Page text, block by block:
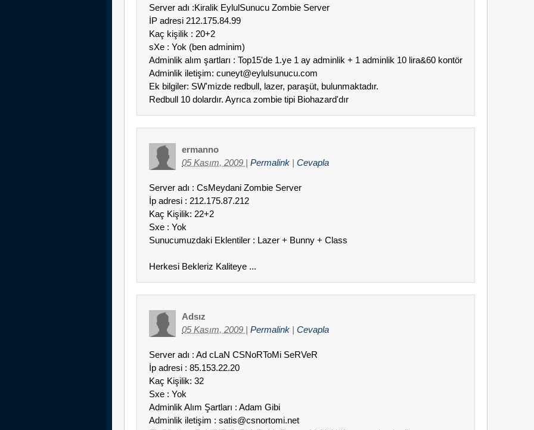
Server adı :Kiralik EylulSunucu Zombie Server
İP adresi 212.175.84.99
Kaç kişilik : 20+2
sXe : Yok (ben adminim)
Adminlik alım şartları : Top15'de 1.ye 1 ay adminlik + 1 adminlik 10 lira&60 kontör
Adminlik iletişim: cuneyt@eylulsunucu.com
Ek bilgiler: SW'mizde redbull, lazer, paraşüt, bulunmaktadır.
Redbull 10 dolardır. Ayrıca zombie tipi Biohazard'dır
ermanno
05 Kasım, 2009 | Permalink | Cevapla
Server adı : CsMeydani Zombie Server
İp adresi : 212.175.87.212
Kaç Kişilik: 22+2
Sxe : Yok
Sunucumuzdaki Eklentiler : Lazer + Bunny + Class
Herkesi Bekleriz Kaliteye ...
Adsız
05 Kasım, 2009 | Permalink | Cevapla
Server adı : Ad cLaN CSNoRToMi SeRVeR
İp adresi : 85.153.22.20
Kaç Kişilik: 32
Sxe : Yok
Adminlik Alım Şartları : Adam Gibi
Adminlik iletişim : satis@csnortomi.net